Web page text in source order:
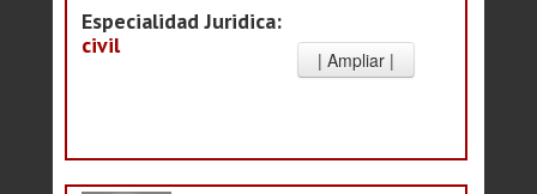
Especialidad Juridica:
civil